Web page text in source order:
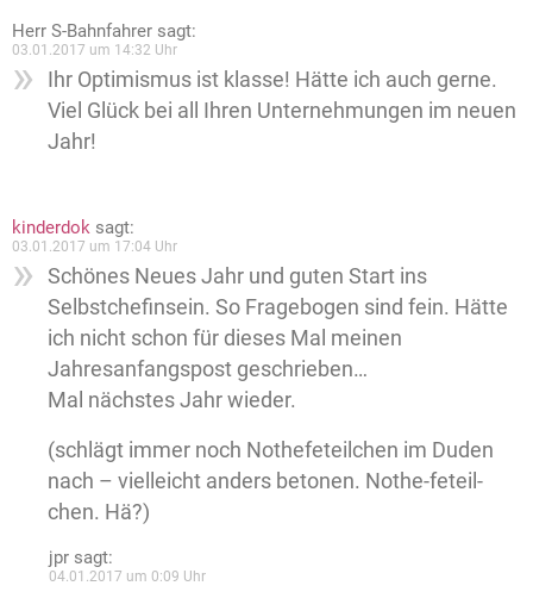
Herr S-Bahnfahrer sagt:
03.01.2017 um 14:32 Uhr
Ihr Optimismus ist klasse! Hätte ich auch gerne.
Viel Glück bei all Ihren Unternehmungen im neuen
Jahr!
kinderdok sagt:
03.01.2017 um 17:04 Uhr
Schönes Neues Jahr und guten Start ins
Selbstchefinsein. So Fragebogen sind fein. Hätte
ich nicht schon für dieses Mal meinen
Jahresanfangspost geschrieben…
Mal nächstes Jahr wieder.
(schlägt immer noch Nothefeteilchen im Duden
nach – vielleicht anders betonen. Nothe-feteil-
chen. Hä?)
jpr sagt:
04.01.2017 um 0:09 Uhr